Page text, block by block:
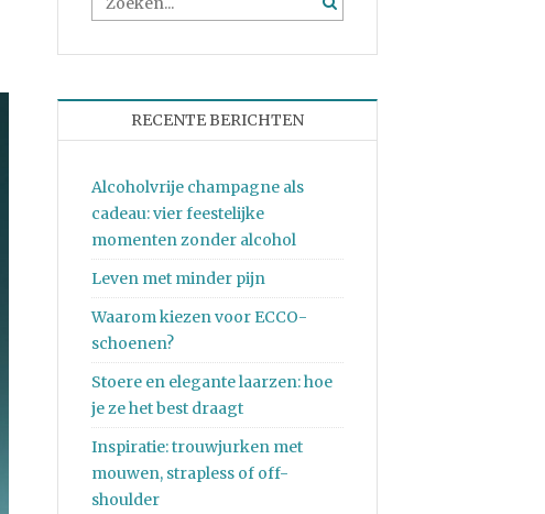
RECENTE BERICHTEN
Alcoholvrije champagne als
cadeau: vier feestelijke
momenten zonder alcohol
Leven met minder pijn
Waarom kiezen voor ECCO-
schoenen?
Stoere en elegante laarzen: hoe
je ze het best draagt
Inspiratie: trouwjurken met
mouwen, strapless of off-
shoulder